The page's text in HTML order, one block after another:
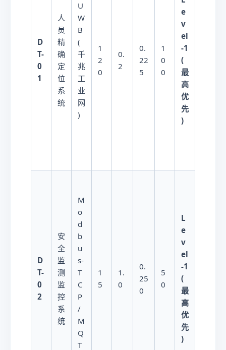
D
T-
0
1
人
员
精
确
定
位
系
统
U
W
B
(
千
兆
工
业
网
)
1
2
0
0.
2
0.
22
5
1
0
0
e
v
el
-1
(
最
高
优
先
)
D
T-
0
2
安
全
监
测
监
控
系
统
M
o
d
b
u
s-
T
C
P
/
M
Q
T
1
5
1.
0
0.
25
0
5
0
L
e
v
el
-1
(
最
高
优
先
)